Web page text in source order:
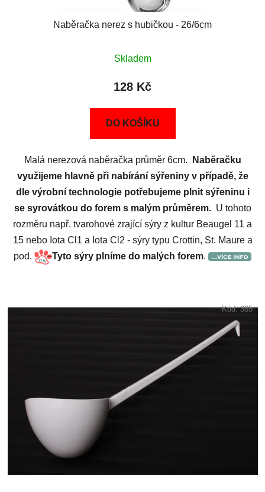
Naběračka nerez s hubičkou - 26/6cm
Skladem
128 Kč
DO KOŠÍKU
Malá nerezová naběračka průměr 6cm.
Naběračku
využijeme hlavně při nabírání sýřeniny v případě, že
dle výrobní technologie potřebujeme plnit sýřeninu i
se syrovátkou do forem s malým průměrem.U tohoto
rozměru např. tvarohové zrající sýry z kultur Beaugel 11 a
15 nebo Iota Cl1 a Iota Cl2 - sýry typu Crottin, St. Maure a
pod.
Tyto sýry plníme do malých forem.
Kód:385